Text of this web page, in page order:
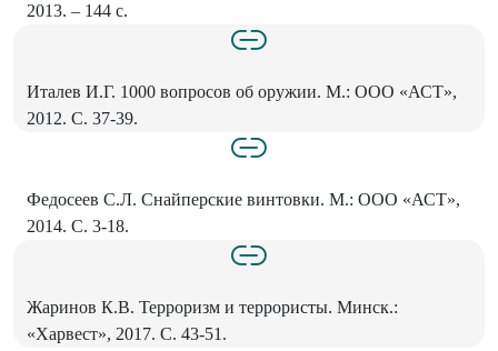
2013. – 144 с.
Италев И.Г. 1000 вопросов об оружии. М.: ООО «АСТ»,
2012. С. 37-39.
Федосеев С.Л. Снайперские винтовки. М.: ООО «АСТ»,
2014. С. 3-18.
Жаринов К.В. Терроризм и террористы. Минск.:
«Харвест», 2017. С. 43-51.